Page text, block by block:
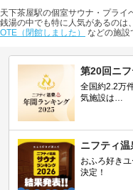
天下茶屋駅の個室サウナ・プライ
銭湯の中でも特に人気があるのは、
OTE（閉館しました）
などの施設
第20回ニ
全国約2.2万
気施設は…
ニフティ
おふろ好き
決定！